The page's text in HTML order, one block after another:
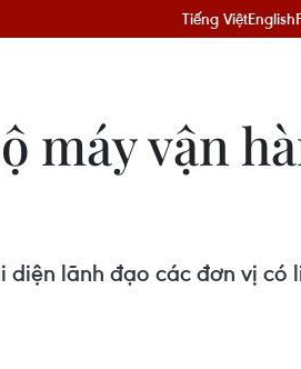
Tiếng ViệtEnglish
máy vận
lãnh đạo các đơn vị có